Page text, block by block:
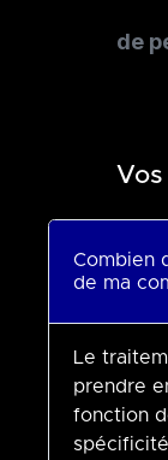
de
Combien
de ma
Le
prendre
fonction